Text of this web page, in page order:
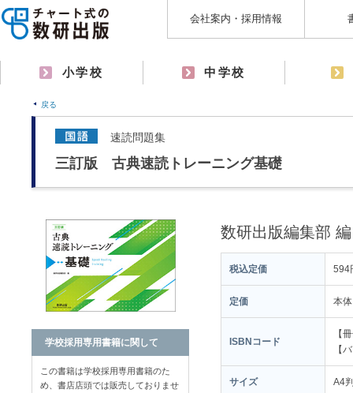
会社案内・採用情報
小学校 中学校
戻る
速読問題集
三訂版 古典速読トレーニング基礎
数研出版編集部 編
税込定価 594
定価 本
ISBNコード
【
【
サイズ A4
学校採用専用書籍に関して
この書籍は学校採用専用書籍のた
め、書店店頭では販売しておりませ